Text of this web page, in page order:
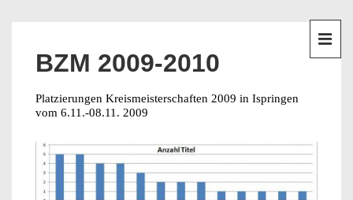
BZM 2009-2010
Platzierungen Kreismeisterschaften 2009 in Ispringen
vom 6.11.-08.11. 2009